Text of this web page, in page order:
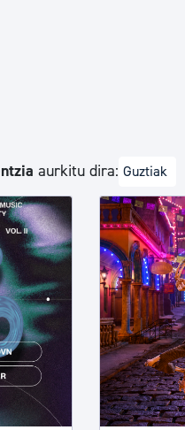
aurkitu dira: Guztiak